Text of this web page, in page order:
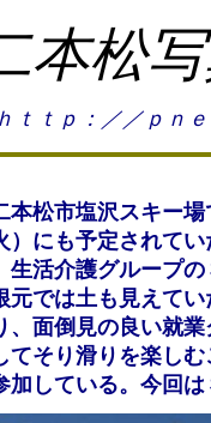
本松
ｈｔｔｐ：／／ｐｎ
松市塩沢スキー
）にも予定されて
生活介護グループ
元では土も見えてい
面倒見の良い就
てそり滑りを楽し
している。今回